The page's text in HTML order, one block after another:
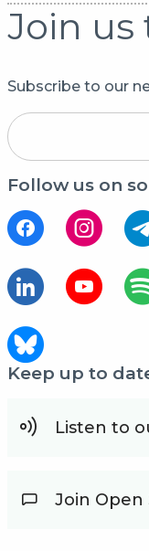
Join us
Subscribe to our
Follow us on
Keep up to
Listen to
Join Open